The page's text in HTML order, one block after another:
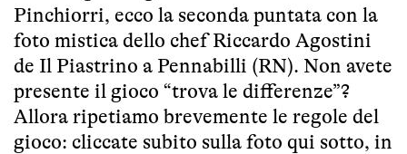
Pinchiorri, ecco la seconda puntata con la
foto mistica dello chef Riccardo Agostini
de Il Piastrino a Pennabilli (RN). Non avete
presente il gioco “trova le differenze”?
Allora ripetiamo brevemente le regole del
gioco: cliccate subito sulla foto qui sotto, in